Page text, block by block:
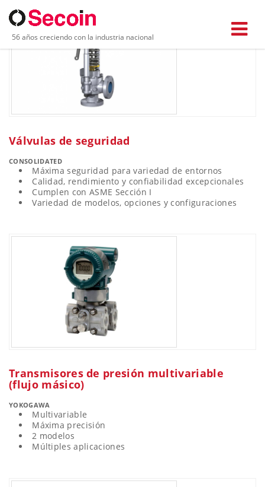
56 años creciendo con la industria nacional
Válvulas de seguridad
CONSOLIDATED
Máxima seguridad para variedad de entornos
Calidad, rendimiento y confiabilidad excepcionales
Cumplen con ASME Sección I
Variedad de modelos, opciones y configuraciones
Transmisores de presión multivariable
(flujo másico)
YOKOGAWA
Multivariable
Máxima precisión
2 modelos
Múltiples aplicaciones